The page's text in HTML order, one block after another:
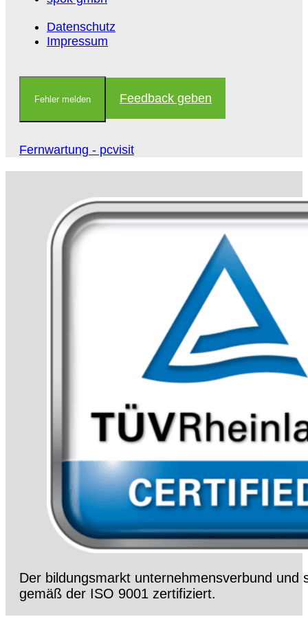
Datenschutz
Impressum
Fehler melden Feedback geben
Fernwartung - pcvisit
Der bildungsmarkt unternehmensverbund und
gemäß der ISO 9001 zertifiziert.